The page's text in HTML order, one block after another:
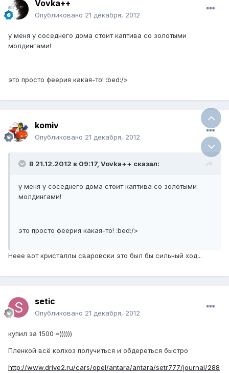
Vovka++
Опубликовано 21 декабря, 2012
у меня у соседнего дома стоит каптива со золотыми
молдингами!
это просто феерия какая-то! :bed:/>
komiv
Опубликовано 21 декабря, 2012
В 21.12.2012 в 09:17, Vovka++ сказал:
у меня у соседнего дома стоит каптива со золотыми
молдингами!
это просто феерия какая-то! :bed:/>
Неее вот кристаллы сваровски это был бы сильный ход...
setic
Опубликовано 21 декабря, 2012
купил за 1500 =))))))
Пленкой всё колхоз получиться и обдереться быстро
http://www.drive2.ru/cars/opel/antara/antara/setr777/journal/288